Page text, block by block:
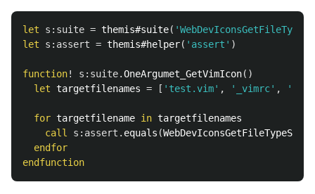
let s:suite = themis#suite(
let
s:assert = themis#helper( 'assert' )
function! s:suite.OneArgumet_GetVimIcon()
let targetfilenames = [ 'test.vim' , '_vimrc' ,
for targetfilename in targetfilenames
call
s:assert . equals (
endfor
endfunction